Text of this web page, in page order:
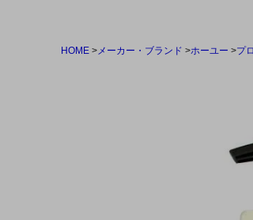
HOME メーカー・ブランド ホーユー プ